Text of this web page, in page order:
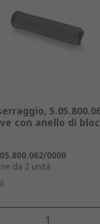
con anello di
0000
da 2 unità